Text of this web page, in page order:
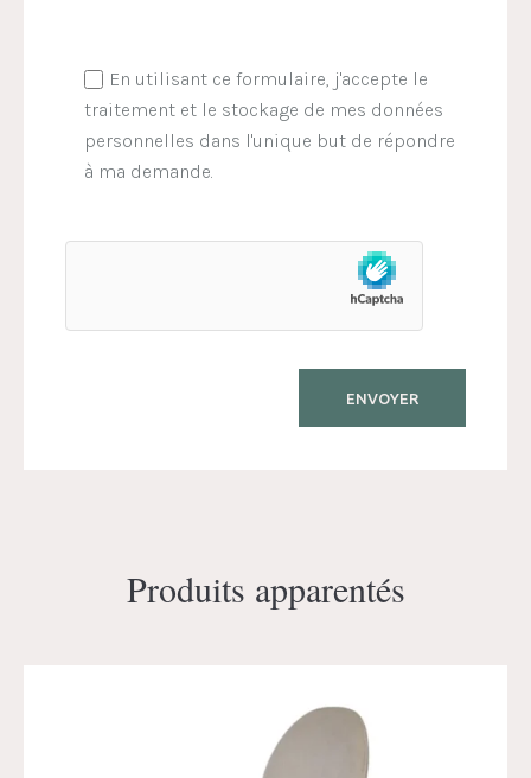
En utilisant ce formulaire, j'accepte le
traitement et le stockage de mes données
personnelles dans l'unique but de répondre
à ma demande.
Produits apparentés